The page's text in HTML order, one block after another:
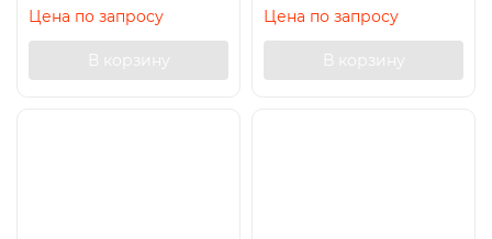
Цена по запросу
В корзину
Цена по запросу
В корзину